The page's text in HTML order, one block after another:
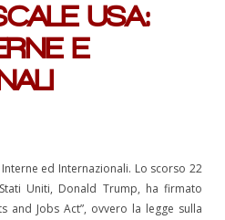
USA:
E
ed Internazionali. Lo scorso 22
Uniti, Donald Trump, ha firmato
and Jobs Act”, ovvero la legge sulla